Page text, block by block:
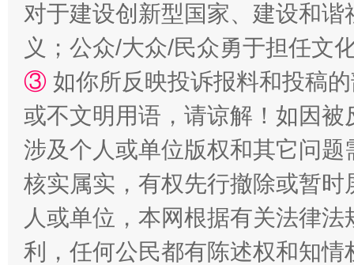
对于建设创新型国家、建设和
义；公众/大众/民众勇于担任文
③ 如你所反映投诉报料和投稿
或不文明用语，请谅解！如因
涉及个人或单位版权和其它问题
核实属实，有权先行撤除或暂
人或单位，本网根据有关法律
利，任何公民都有陈述权和知情